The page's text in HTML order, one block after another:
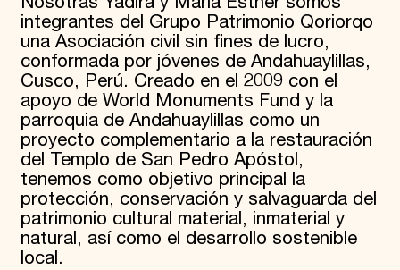
integrantes del Grupo Patrimonio Qoriorqo
una Asociación civil sin fines de lucro,
conformada por jóvenes de Andahuaylillas,
Cusco, Perú. Creado en el 2009 con el
apoyo de World Monuments Fund y la
parroquia de Andahuaylillas como un
proyecto complementario a la restauración
del Templo de San Pedro Apóstol,
tenemos como objetivo principal la
protección, conservación y salvaguarda del
patrimonio cultural material, inmaterial y
natural, así como el desarrollo sostenible
local.